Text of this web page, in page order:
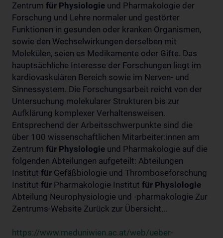
Zentrum für Physiologie und Pharmakologie der
Forschung und Lehre normaler und gestörter
Funktionen in gesunden oder kranken Organismen,
sowie den Wechselwirkungen derselben mit
Molekülen, seien es Medikamente oder Gifte. Das
hauptsächliche Interesse der Forschungen liegt im
kardiovaskulären Bereich sowie im Nerven- und
Sinnessystem. Die Forschungsarbeit reicht von der
Untersuchung molekularer Strukturen bis zur
Aufklärung komplexer Verhaltensweisen.
Entsprechend der Arbeitsschwerpunkte sind die
über 100 wissenschaftlichen Mitarbeiter:innen am
Zentrum für Physiologie und Pharmakologie auf die
folgenden Abteilungen aufgeteilt: Abteilungen
Institut für Gefäßbiologie und Thromboseforschung
Institut für Pharmakologie Institut für Physiologie
Abteilung Neurophysiologie und -pharmakologie Zur
Zentrums-Website Zurück zur Übersicht...
https://www.meduniwien.ac.at/web/ueber-